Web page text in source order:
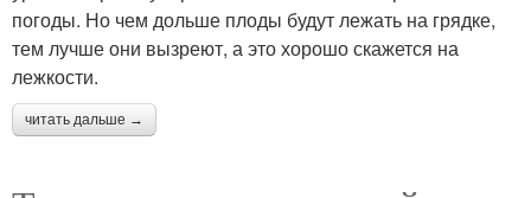
погоды. Но чем дольше плоды будут лежать на грядке,
тем лучше они вызреют, а это хорошо скажется на
лежкости.
читать дальше →